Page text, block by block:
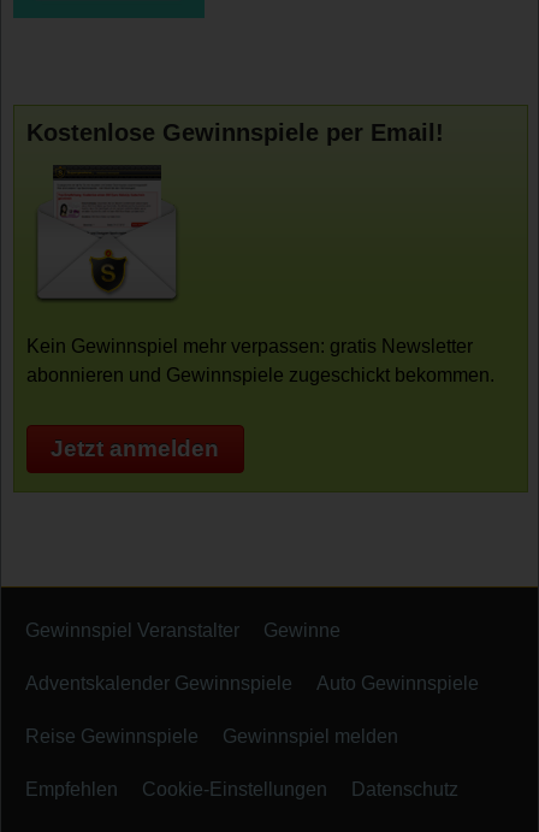
Kostenlose Gewinnspiele per Email!
Kein Gewinnspiel mehr verpassen: gratis Newsletter
abonnieren und Gewinnspiele zugeschickt bekommen.
Jetzt anmelden
Gewinnspiel Veranstalter Gewinne
Adventskalender Gewinnspiele Auto Gewinnspiele
Reise Gewinnspiele Gewinnspiel melden
Empfehlen Cookie-Einstellungen Datenschutz